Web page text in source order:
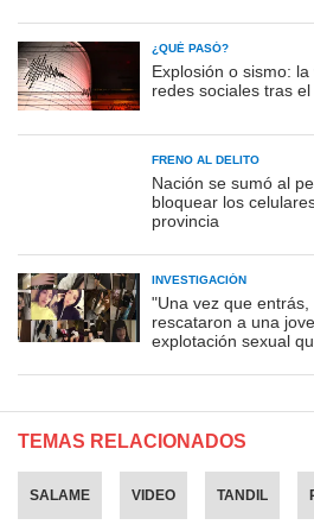
¿QUÉ PASÓ?
Explosión o sismo:
redes sociales tras
FRENO AL DELITO
Nación se sumó al
bloquear los
provincia
INVESTIGACIÓN
"Una vez que
rescataron a una
explotación sexual
TEMAS RELACIONADOS
SALAME VIDEO TANDIL